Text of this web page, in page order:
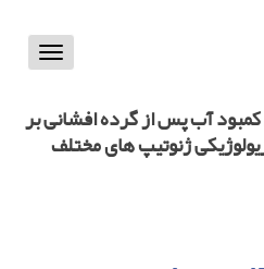
Toggle
آب پس از گرده افشانی بر
ژنوتیپ های مختلف